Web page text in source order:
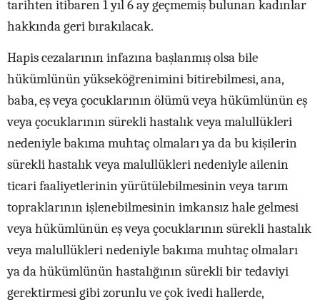
tarihten itibaren 1 yıl 6 ay geçmemiş bulunan kadınlar
hakkında geri bırakılacak.
Hapis cezalarının infazına başlanmış olsa bile
hükümlünün yükseköğrenimini bitirebilmesi, ana,
baba, eş veya çocuklarının ölümü veya hükümlünün eş
veya çocuklarının sürekli hastalık veya malullükleri
nedeniyle bakıma muhtaç olmaları ya da bu kişilerin
sürekli hastalık veya malullükleri nedeniyle ailenin
ticari faaliyetlerinin yürütülebilmesinin veya tarım
topraklarının işlenebilmesinin imkansız hale gelmesi
veya hükümlünün eş veya çocuklarının sürekli hastalık
veya malullükleri nedeniyle bakıma muhtaç olmaları
ya da hükümlünün hastalığının sürekli bir tedaviyi
gerektirmesi gibi zorunlu ve çok ivedi hallerde,